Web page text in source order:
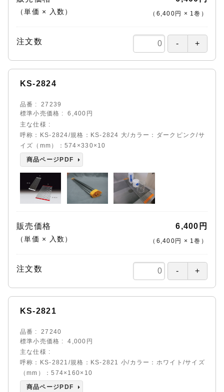
（単価 × 入数） （ 6,400円 × 1巻 ）
注文数
KS-2824
品番
27239
標準小売価格
6,400円
主な仕様
呼称：KS-2824/規格：KS-2824 大/カラー：ダークピンク/サ
イズ（mm）：574×330×10
商品ページPDF
販売価格
（単価 × 入数）
6,400円
（ 6,400円 × 1巻 ）
注文数
KS-2821
品番
27240
標準小売価格
4,000円
主な仕様
呼称：KS-2821/規格：KS-2821 小/カラー：ホワイト/サイズ
（mm）：574×160×10
商品ページPDF